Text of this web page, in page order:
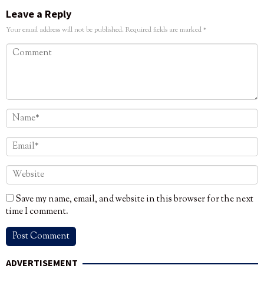
Leave a Reply
Your email address will not be published. Required fields are marked*
Save my name, email, and website in this browser for the next
time I comment.
ADVERTISEMENT